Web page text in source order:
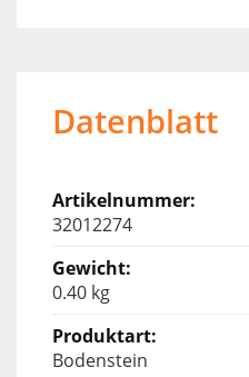
Datenblatt
32012274
0.40 kg
Bodenstein